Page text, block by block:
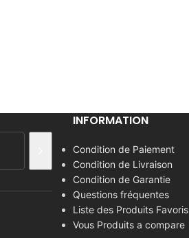
INFORMATION
Condition de Paiement
Condition de Livraison
Condition de Garantie
Questions fréquentes
Liste des Produits Favoris
Vous Produits a compare